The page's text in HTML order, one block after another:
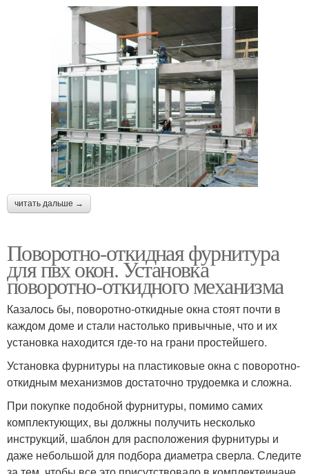
читать дальше →
Поворотно-откидная фурнитура
для пвх окон. Установка
поворотно-откидного механизма
Казалось бы, поворотно-откидные окна стоят почти в
каждом доме и стали настолько привычные, что и их
установка находится где-то на грани простейшего.
Установка фурнитуры на пластиковые окна с поворотно-
откидным механизмов достаточно трудоемка и сложна.
При покупке подобной фурнитуры, помимо самих
комплектующих, вы должны получить несколько
инструкций, шаблон для расположения фурнитуры и
даже небольшой для подбора диаметра сверла. Следите